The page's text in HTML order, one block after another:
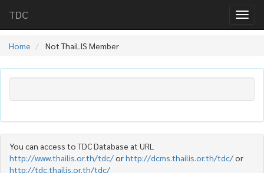
TDC
Home Not ThaiLIS Member
You can access to TDC Database at URL
http://www.thailis.or.th/tdc/orhttp://dcms.thailis.or.th/tdc/or
http://tdc.thailis.or.th/tdc/